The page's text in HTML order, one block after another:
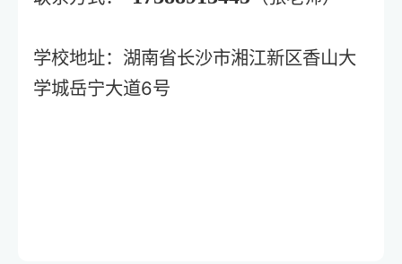
学校地址： 湖南省长沙市湘江新区香山大
学城岳宁大道6号